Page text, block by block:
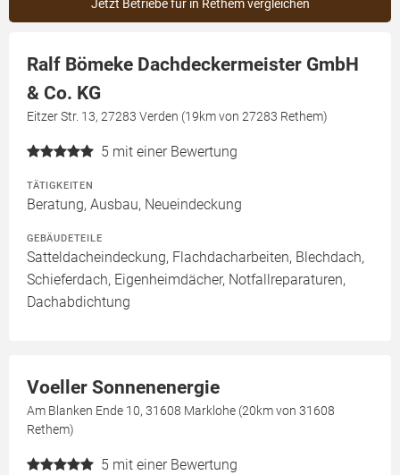
Jetzt Betriebe für in Rethem vergleichen
Ralf Bömeke Dachdeckermeister GmbH
& Co. KG
Eitzer Str. 13, 27283 Verden (19km von 27283 Rethem)
5 mit einer Bewertung
TÄTIGKEITEN
Beratung, Ausbau, Neueindeckung
GEBÄUDETEILE
Satteldacheindeckung, Flachdacharbeiten, Blechdach,
Schieferdach, Eigenheimdächer, Notfallreparaturen,
Dachabdichtung
Voeller Sonnenenergie
Am Blanken Ende 10, 31608 Marklohe (20km von 31608
Rethem)
5 mit einer Bewertung